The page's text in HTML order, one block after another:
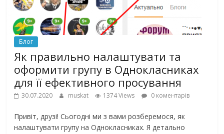
Блог
Як правильно налаштувати та
оформити групу в Однокласниках
для її ефективного просування
30.07.2020 muskat 1374 Views 0 коментарів
Привіт, друзі! Сьогодні ми з вами розберемося, як
налаштувати групу на Однокласниках. Я детально